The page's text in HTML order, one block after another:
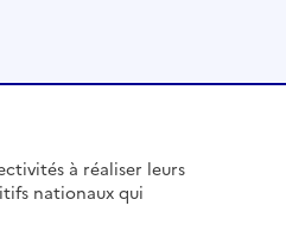
à réaliser leurs
nationaux qui